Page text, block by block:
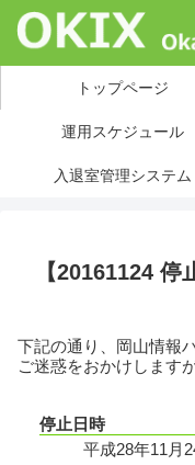
トップページ
運用スケジュール
入退室管理システム
【20161124
下記の通り、岡山情報
ご迷惑をおかけします
停止日時
平成28年11月